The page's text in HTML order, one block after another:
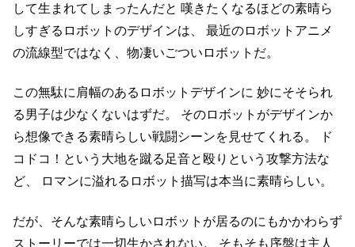
して生まれてしまったんだと 嘆きたくなるほどの素晴ら
しすぎるロボットのデザインは、
最近のロボットアニメ
の流線型ではなく、物凄いごついロボットだ。
この無駄に肩幅のあるロボットデザインに 妙にそそられ
る男子は少なくないはずだ。
そのロボットがデザインか
ら想像できる素晴らしい戦闘シーンを見せてくれる。
ド
コドコ！という大地を蹴る足音と殴りという攻撃方法な
ど、
ロマンに溢れるロボット描写は本当に素晴らしい。
だが、そんな素晴らしいロボットが居るのにもかかわらず
ストーリーでは一切生かされない。
そもそも序盤は主人